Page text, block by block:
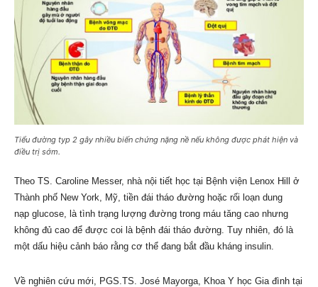
Tiểu đường typ 2 gây nhiều biến chứng nặng nề nếu không được phát hiện và
điều trị sớm.
Theo TS. Caroline Messer, nhà nội tiết học tại Bệnh viện Lenox Hill ở
Thành phố New York, Mỹ, tiền đái tháo đường hoặc rối loạn dung
nạp glucose, là tình trạng lượng đường trong máu tăng cao nhưng
không đủ cao để được coi là bệnh đái tháo đường. Tuy nhiên, đó là
một dấu hiệu cảnh báo rằng cơ thể đang bắt đầu kháng insulin.
Về nghiên cứu mới, PGS.TS. José Mayorga, Khoa Y học Gia đình tại